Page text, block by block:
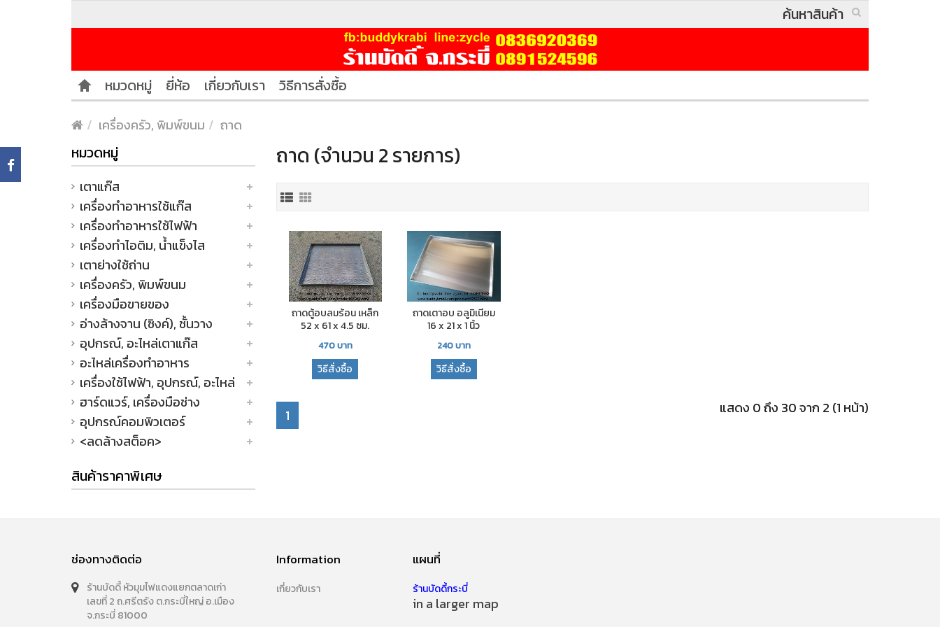
หมวดหมู่ ยี่ห้อ เกี่ยวกับเรา วิธีการสั่งซื้อ
เครื่องครัว, พิมพ์ขนม ถาด
หมวดหมู่
เตาแก๊ส
เครื่องทำอาหารใช้แก๊ส
เครื่องทำอาหารใช้ไฟฟ้า
เครื่องทำไอติม, น้ำแข็งไส
เตาย่างใช้ถ่าน
เครื่องครัว, พิมพ์ขนม
เครื่องมือขายของ
อ่างล้างจาน (ซิงค์), ชั้นวาง
อุปกรณ์, อะไหล่เตาแก๊ส
อะไหล่เครื่องทำอาหาร
เครื่องใช้ไฟฟ้า, อุปกรณ์, อะไหล่
ฮาร์ดแวร์, เครื่องมือช่าง
อุปกรณ์คอมพิวเตอร์
<ลดล้างสต็อค>
สินค้าราคาพิเศษ
ถาด (จำนวน 2 รายการ)
ถาดตู้อบลมร้อน เหล็ก
52 x 61 x 4.5 ซม.
470บาท
วิธีสั่งซื้อ
ถาดเตาอบ อลูมิเนียม
16 x 21 x 1 นิ้ว
240บาท
วิธีสั่งซื้อ
1 แสดง 0 ถึง 30 จาก 2 (1 หน้า)
ช่องทางติดต่อ
ร้านบัดดี้ หัวมุมไฟแดงแยกตลาดเก่า
เลขที่ 2 ถ.ศรีตรัง ต.กระบี่ใหญ่ อ.เมือง
จ.กระบี่ 81000
Information
เกี่ยวกับเรา
แผนที่
ร้านบัดดี้กระบี่
in a larger map